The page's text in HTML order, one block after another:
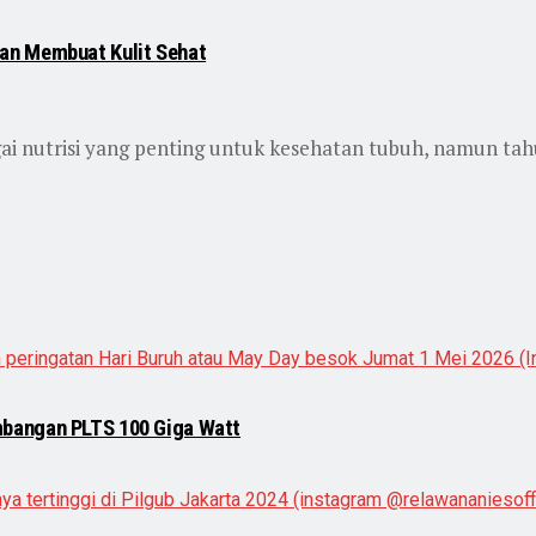
Membuat Kulit Sehat
nutrisi yang penting untuk kesehatan tubuh, namun
PLTS 100 Giga Watt